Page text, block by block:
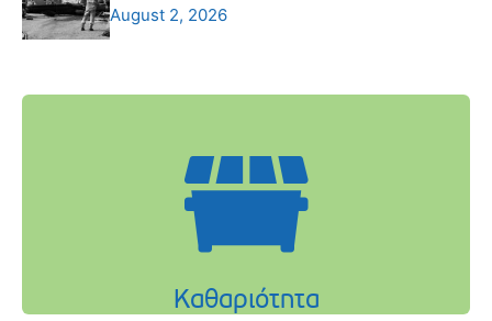
August 2, 2026